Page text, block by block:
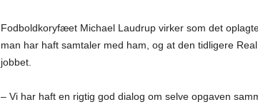
Fodboldkoryfæet Michael Laudrup virker som det
man har haft samtaler med ham, og at den tidligere
jobbet.
– Vi har haft en rigtig god dialog om selve opgaven